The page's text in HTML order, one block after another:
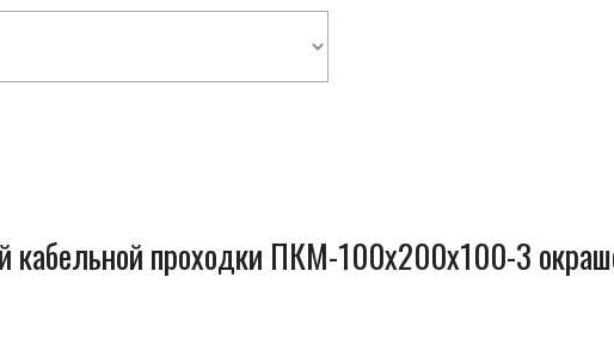
кабельной проходки ПКМ-100x200x100-3